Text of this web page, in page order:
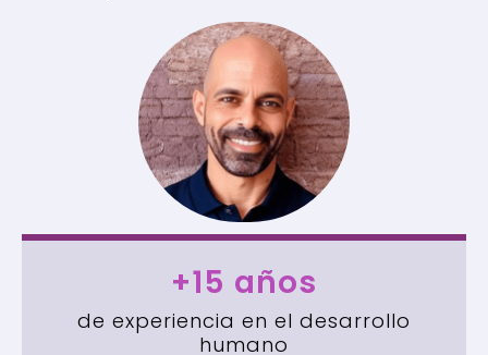
+15 años
de experiencia en el desarrollo
humano